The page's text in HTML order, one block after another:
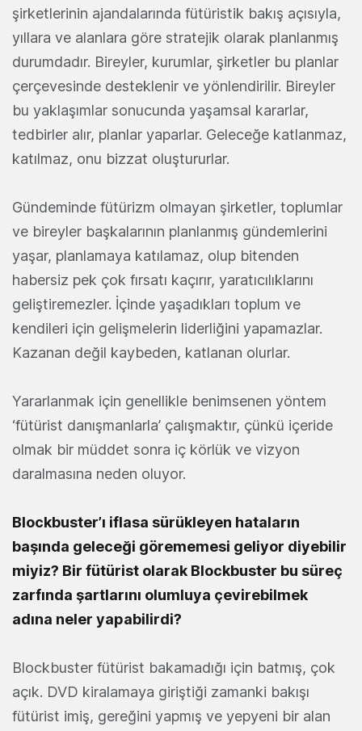
şirketlerinin ajandalarında fütüristik bakış açısıyla,
yıllara ve alanlara göre stratejik olarak planlanmış
durumdadır. Bireyler, kurumlar, şirketler bu planlar
çerçevesinde desteklenir ve yönlendirilir. Bireyler
bu yaklaşımlar sonucunda yaşamsal kararlar,
tedbirler alır, planlar yaparlar. Geleceğe katlanmaz,
katılmaz, onu bizzat oluştururlar.
Gündeminde fütürizm olmayan şirketler, toplumlar
ve bireyler başkalarının planlanmış gündemlerini
yaşar, planlamaya katılamaz, olup bitenden
habersiz pek çok fırsatı kaçırır, yaratıcılıklarını
geliştiremezler. İçinde yaşadıkları toplum ve
kendileri için gelişmelerin liderliğini yapamazlar.
Kazanan değil kaybeden, katlanan olurlar.
Yararlanmak için genellikle benimsenen yöntem
‘fütürist danışmanlarla’ çalışmaktır, çünkü içeride
olmak bir müddet sonra iç körlük ve vizyon
daralmasına neden oluyor.
Blockbuster’ı iflasa sürükleyen hataların
başında geleceği görememesi geliyor diyebilir
miyiz? Bir fütürist olarak Blockbuster bu süreç
zarfında şartlarını olumluya çevirebilmek
adına neler yapabilirdi?
Blockbuster fütürist bakamadığı için batmış, çok
açık. DVD kiralamaya giriştiği zamanki bakışı
fütürist imiş, gereğini yapmış ve yepyeni bir alan